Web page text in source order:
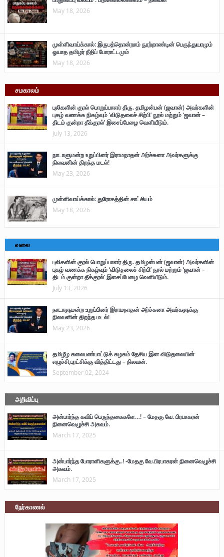
May 18, 2026
முள்ளிவாய்க்கால்: இருபத்தொன்றாம் நூற்றாண்டின் பெருந்துயரமும்
ஓயாத தமிழர் நீதிப் போராட்டமும்
May 18, 2026
சமகாலம்
புலிகளின் குரல் பொறுப்பாளர் திரு. தமிழன்பன் (ஜவான்) அவர்களின்
புகழ் வணக்க நிகழ்வும் ‘விடுதலைச் சிற்பி’ நூல் மற்றும் ‘ஜவான் –
திடம் குன்றா தீக்குரல்’ இசைப்பேழை வெளியீடும்.
July 13, 2026
நாடாளுமன்ற உறுப்பினர் இராமநாதன் அர்ச்சுனா அவர்களுக்கு
நிலவனின் திறந்த மடல்!
May 23, 2026
முள்ளிவாய்க்கால்: துரோகத்தின் சாட்சியம்
May 18, 2026
வலை
புலிகளின் குரல் பொறுப்பாளர் திரு. தமிழன்பன் (ஜவான்) அவர்களின்
புகழ் வணக்க நிகழ்வும் ‘விடுதலைச் சிற்பி’ நூல் மற்றும் ‘ஜவான் –
திடம் குன்றா தீக்குரல்’ இசைப்பேழை வெளியீடும்.
July 13, 2026
நாடாளுமன்ற உறுப்பினர் இராமநாதன் அர்ச்சுனா அவர்களுக்கு
நிலவனின் திறந்த மடல்!
May 23, 2026
தமிழீழ கலைபண்பாட்டுக் கழகம் தேசிய இன விடுதலையின்
எழுச்சி,புரட்சிக்கு வித்திட்டது – நிலவன்.
September 02, 2024
அறிவிப்பு
அன்பார்ந்த கவிப் பெருந்தகைகளே…! – மேதகு வே. பிரபாகரன்
நினைவெழுச்சி அகவம்.
March 17, 2025
அன்பார்ந்த போராளிகளுக்கு..! -மேதகு வே.பிரபாகரன் நினைவெழுச்சி
அகவம்.
March 17, 2025
நேர்காணல்